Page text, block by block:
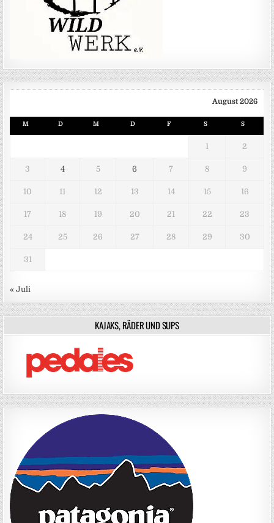
August 2026
M D M D F S S
1 2
3 4 5 6 7 8 9
10 11 12 13 14 15 16
17 18 19 20 21 22 23
24 25 26 27 28 29 30
31
« Juli
KAJAKS, RÄDER UND SUPS